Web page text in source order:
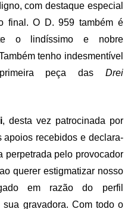
com destaque especial
final. O D. 959 também é
o lindíssimo e nobre
tenho indesmentível
peça das Drei
, desta vez patrocinada por
apoios recebidos e declara-
perpetrada pelo provocador
querer estigmatizar nosso
em razão do perfil
sua gravadora. Com todo o